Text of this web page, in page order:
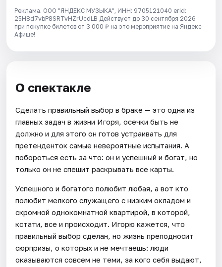
Реклама. ООО "ЯНДЕКС МУЗЫКА", ИНН: 9705121040 erid:
25H8d7vbP8SRTvHZrUcdLB Действует до 30 сентября 2026
при покупке билетов от 3 000 ₽ на это мероприятие на Яндекс
Афише!
О спектакле
Сделать правильный выбор в браке — это одна из
главных задач в жизни Игоря, осечки быть не
должно и для этого он готов устраивать для
претенденток самые невероятные испытания. А
побороться есть за что: он и успешный и богат, но
только он не спешит раскрывать все карты.
Успешного и богатого полюбит любая, а вот кто
полюбит мелкого служащего с низким окладом и
скромной однокомнатной квартирой, в которой,
кстати, все и происходит. Игорю кажется, что
правильный выбор сделан, но жизнь преподносит
сюрпризы, о которых и не мечтаешь: люди
оказываются совсем не теми, за кого себя выдают,